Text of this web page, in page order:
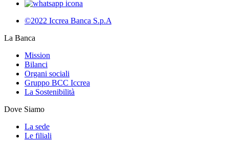
©2022 Iccrea Banca S.p.A
La Banca
Mission
Bilanci
Organi sociali
Gruppo BCC Iccrea
La Sostenibilità
Dove Siamo
La sede
Le filiali